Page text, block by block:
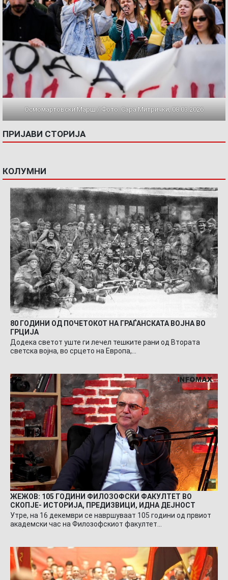
Осмомартовски Марш / Фото: Сара Митрички, 08.03.2026
ПРИЈАВИ СТОРИЈА
КОЛУМНИ
80 ГОДИНИ ОД ПОЧЕТОКОТ НА ГРАЃАНСКАТА ВОЈНА ВО
ГРЦИЈА
Додека светот уште ги лечел тешките рани од Втората
светска војна, во срцето на Европа,…
ЖЕЖОВ: 105 ГОДИНИ ФИЛОЗОФСКИ ФАКУЛТЕТ ВО
СКОПЈЕ- ИСТОРИЈА, ПРЕДИЗВИЦИ, ИДНА ДЕЈНОСТ
Утре, на 16 декември се навршуваат 105 години од првиот
академски час на Филозофскиот факултет…